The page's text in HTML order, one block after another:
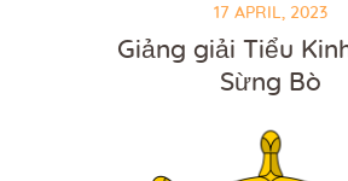
17 APRIL, 2023
Giảng giải Tiểu
Sừng Bò